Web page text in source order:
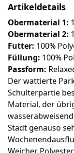
Artikeldetails
Obermaterial 1:
Obermaterial 2:
Futter: 100%
Füllung: 100%
Passform:
Der wattierte
Schulterpartie
Material, der
Stadt genauso